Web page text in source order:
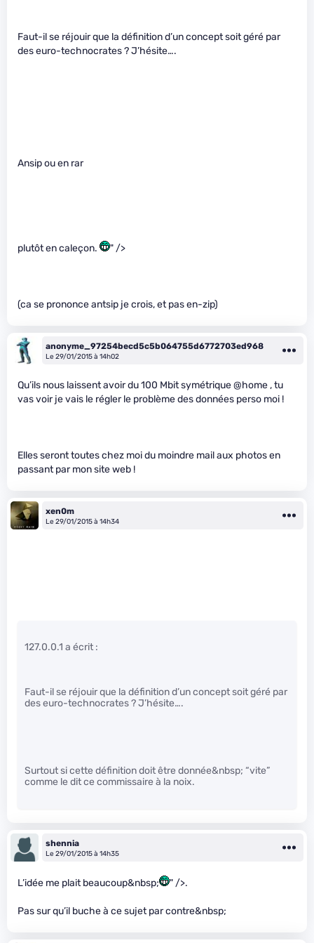
Faut-il se réjouir que la définition d’un concept soit géré par
des euro-technocrates ? J’hésite….
Ansip ou en rar
plutôt en caleçon. " />
(ca se prononce antsip je crois, et pas en-zip)
anonyme_97254becd5c5b064755d6772703ed968
Le 29/01/2015 à 14h02
Qu’ils nous laissent avoir du 100 Mbit symétrique @home , tu
vas voir je vais le régler le problème des données perso moi !
Elles seront toutes chez moi du moindre mail aux photos en
passant par mon site web !
xen0m
Le 29/01/2015 à 14h34
127.0.0.1 a écrit :
Faut-il se réjouir que la définition d’un concept soit géré par
des euro-technocrates ? J’hésite….
Surtout si cette définition doit être donnée&nbsp; “vite”
comme le dit ce commissaire à la noix.
shennia
Le 29/01/2015 à 14h35
L’idée me plait beaucoup&nbsp; " />.
Pas sur qu’il buche à ce sujet par contre&nbsp;